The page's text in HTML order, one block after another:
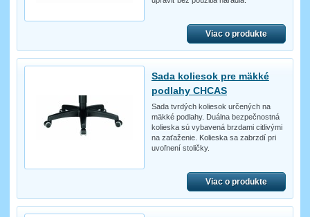
Viac o produkte
Sada koliesok pre mäkké
podlahy CHCAS
Sada tvrdých koliesok určených na
mäkké podlahy. Duálna bezpečnostná
kolieska sú vybavená brzdami citlivými
na zaťaženie. Kolieska sa zabrzdí pri
uvoľnení stoličky.
Viac o produkte